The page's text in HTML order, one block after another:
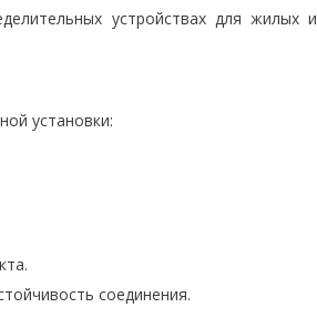
устройствах для жилых и
установки:
соединения.